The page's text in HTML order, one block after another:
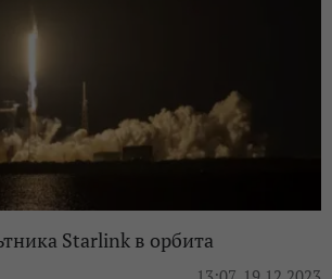
Starlink в орбита